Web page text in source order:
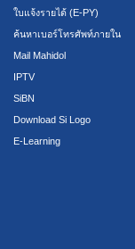
ใบแจ้งรายได้ (E-PY)
ค้นหาเบอร์โทรศัพท์ภายใน
Mail Mahidol
IPTV
SiBN
Download Si Logo
E-Learning